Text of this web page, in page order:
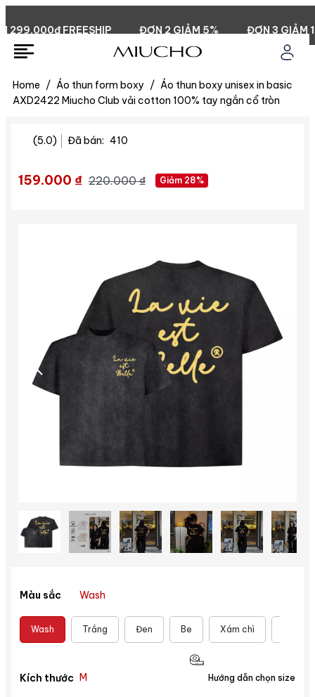
FREESHIP ĐƠN 2 GIẢM 5% ĐƠN 3 GIẢM 15%
Home / Áo thun form boxy / Áo thun boxy unisex in basic
AXD2422 Miucho Club vải cotton 100% tay ngắn cổ tròn
Màu sắc Wash
Wash Trắng Đen Be Xám chì
Kích thước M Hướng dẫn chọn size
159.000 ₫ 220.000 ₫
Đã bán: 410
Giảm 28%
(5.0)